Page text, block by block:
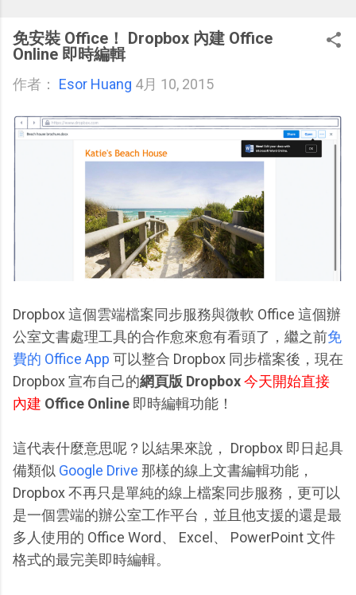
免安裝 Office！ Dropbox 內建 Office
Online 即時編輯
作者： Esor Huang 4月 10, 2015
Dropbox 這個雲端檔案同步服務與微軟 Office 這個辦
公室文書處理工具的合作愈來愈有看頭了，繼之前免
費的 Office App 可以整合 Dropbox 同步檔案後，現在
Dropbox 宣布自己的網頁版 Dropbox今天開始直接
內建 Office Online 即時編輯功能！
這代表什麼意思呢？以結果來說， Dropbox 即日起具
備類似 Google Drive 那樣的線上文書編輯功能，
Dropbox 不再只是單純的線上檔案同步服務，更可以
是一個雲端的辦公室工作平台，並且他支援的還是最
多人使用的 Office Word、 Excel、 PowerPoint 文件
格式的最完美即時編輯。